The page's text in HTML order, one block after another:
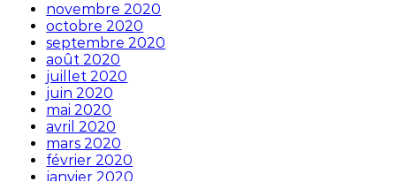
novembre 2020
octobre 2020
septembre 2020
août 2020
juillet 2020
juin 2020
mai 2020
avril 2020
mars 2020
février 2020
janvier 2020